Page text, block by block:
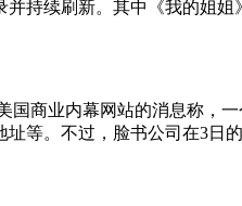
持续刷新。其中《我的姐姐
商业内幕网站的消息称，一
等。不过，脸书公司在3日